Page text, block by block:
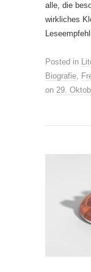
alle, die
wirkliches
Posted in
Biografie,
on 29.